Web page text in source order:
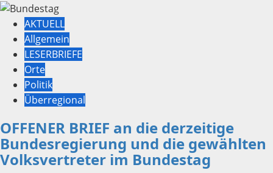
AKTUELL
Allgemein
LESERBRIEFE
Orte
Politik
Überregional
OFFENER BRIEF an die derzeitige
Bundesregierung und die gewählten
Volksvertreter im Bundestag